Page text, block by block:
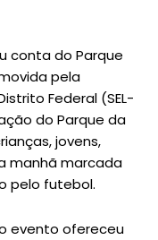
conta do Parque
pela
Federal (SEL-
do Parque da
jovens,
manhã marcada
pelo futebol.
evento ofereceu